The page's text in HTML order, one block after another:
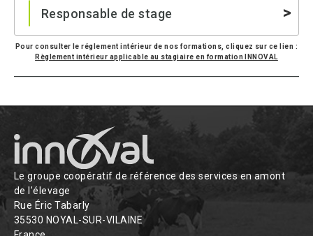
Responsable de stage
Pour consulter le réglement intérieur de nos formations, cliquez sur ce lien :
Règlement intérieur applicable au stagiaire en formation INNOVAL
Le groupe coopératif de référence des services en amont
de l’élevage
Rue Éric Tabarly
35530 NOYAL-SUR-VILAINE